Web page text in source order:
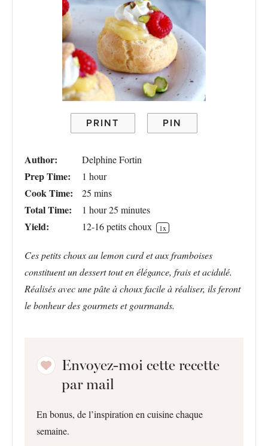
PRINT PIN
Author: Delphine Fortin
Prep Time: 1 hour
Cook Time: 25 mins
Total Time: 1 hour 25 minutes
Yield: 12-16petits choux 1x
Ces petits choux au lemon curd et aux framboises
constituent un dessert tout en élégance, frais et acidulé.
Réalisés avec une pâte à choux facile à réaliser, ils feront
le bonheur des gourmets et gourmands.
Envoyez-moi cette recette
par mail
En bonus, de l’inspiration en cuisine chaque
semaine.